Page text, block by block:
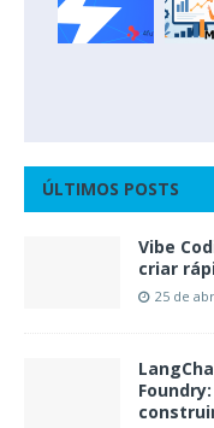
ÚLTIMOS POSTS
Vibe
criar
25 de